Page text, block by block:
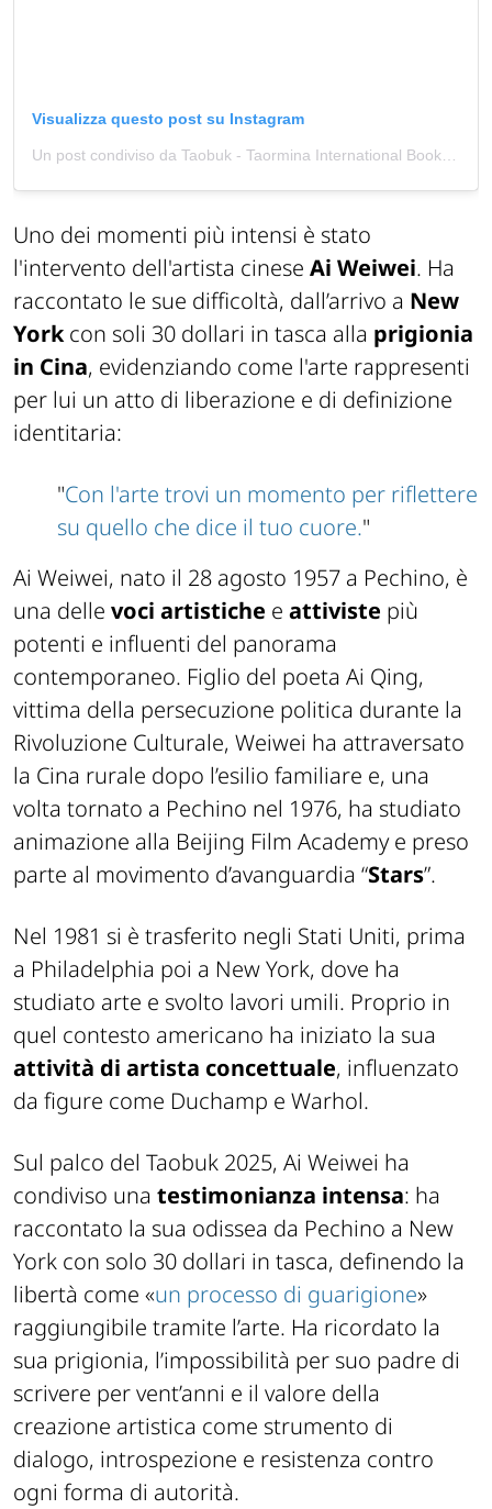
Visualizza questo post su Instagram
Un post condiviso da Taobuk - Taormina International Book Festival (@taobukfestival)
Uno dei momenti più intensi è stato
l'intervento dell'artista cinese Ai Weiwei. Ha
raccontato le sue difficoltà, dall’arrivo a New
Yorkcon soli 30 dollari in tasca alla prigionia
in Cina, evidenziando come l'arte rappresenti
per lui un atto di liberazione e di definizione
identitaria:
"Con l'arte trovi un momento per riflettere
su quello che dice il tuo cuore."
Ai Weiwei, nato il 28 agosto 1957 a Pechino, è
una delle voci artistiche e attiviste più
potenti e influenti del panorama
contemporaneo. Figlio del poeta Ai Qing,
vittima della persecuzione politica durante la
Rivoluzione Culturale, Weiwei ha attraversato
la Cina rurale dopo l’esilio familiare e, una
volta tornato a Pechino nel 1976, ha studiato
animazione alla Beijing Film Academy e preso
parte al movimento d’avanguardia “Stars”.
Nel 1981 si è trasferito negli Stati Uniti, prima
a Philadelphia poi a New York, dove ha
studiato arte e svolto lavori umili. Proprio in
quel contesto americano ha iniziato la sua
attività di artista concettuale, influenzato
da figure come Duchamp e Warhol.
Sul palco del Taobuk 2025, Ai Weiwei ha
condiviso una testimonianza intensa: ha
raccontato la sua odissea da Pechino a New
York con solo 30 dollari in tasca, definendo la
libertà come «un processo di guarigione»
raggiungibile tramite l’arte. Ha ricordato la
sua prigionia, l’impossibilità per suo padre di
scrivere per vent’anni e il valore della
creazione artistica come strumento di
dialogo, introspezione e resistenza contro
ogni forma di autorità.